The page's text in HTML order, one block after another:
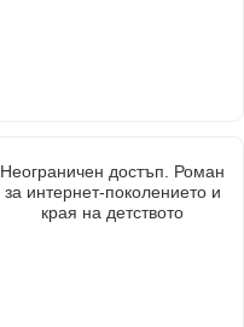
Неограничен достъп. Роман
за интернет-поколението и
края на детството